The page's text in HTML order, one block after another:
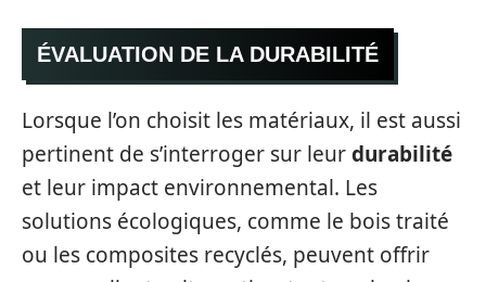
ÉVALUATION DE LA DURABILITÉ
Lorsque l’on choisit les matériaux, il est aussi
pertinent de s’interroger sur leurdurabilité
et leur impact environnemental. Les
solutions écologiques, comme le bois traité
ou les composites recyclés, peuvent offrir